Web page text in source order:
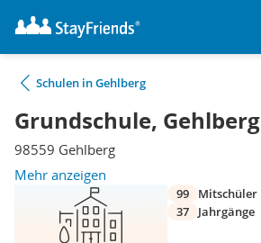
Schulen in Gehlberg
Grundschule, Gehlberg
98559 Gehlberg
Mehr anzeigen
99
Mitschüler
37
Jahrgänge